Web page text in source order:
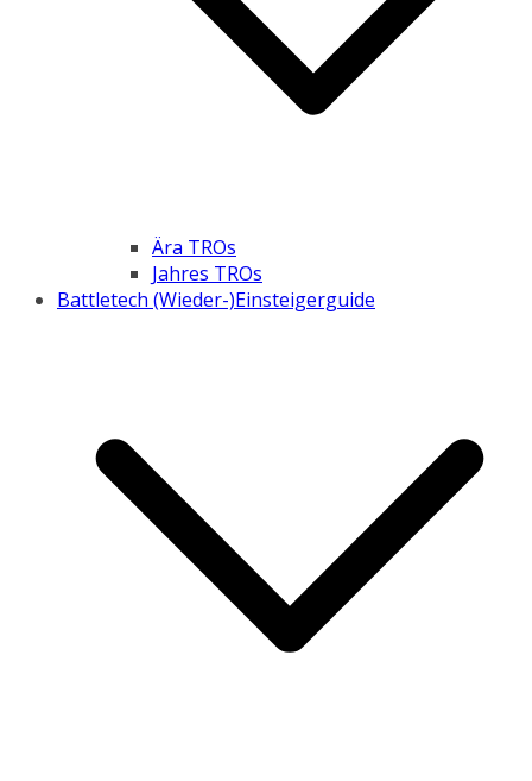
Ära TROs
Jahres TROs
Battletech (Wieder-)Einsteigerguide